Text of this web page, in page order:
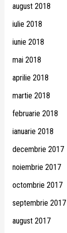
august 2018
iulie 2018
iunie 2018
mai 2018
aprilie 2018
martie 2018
februarie 2018
ianuarie 2018
decembrie 2017
noiembrie 2017
octombrie 2017
septembrie 2017
august 2017